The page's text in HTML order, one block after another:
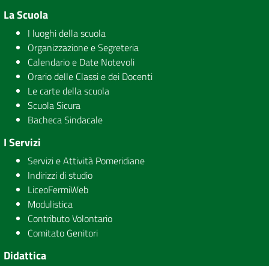
La Scuola
I luoghi della scuola
Organizzazione e Segreteria
Calendario e Date Notevoli
Orario delle Classi e dei Docenti
Le carte della scuola
Scuola Sicura
Bacheca Sindacale
I Servizi
Servizi e Attività Pomeridiane
Indirizzi di studio
LiceoFermiWeb
Modulistica
Contributo Volontario
Comitato Genitori
Didattica